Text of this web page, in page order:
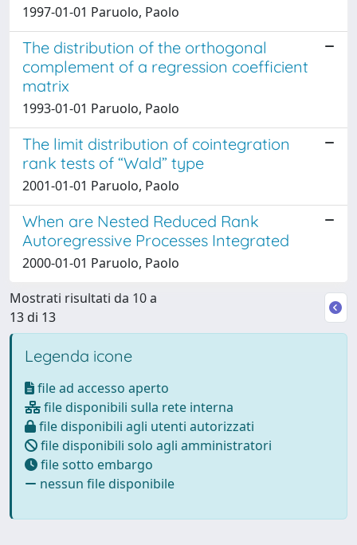
1997-01-01 Paruolo, Paolo
The distribution of the orthogonal
complement of a regression coefficient
matrix
1993-01-01 Paruolo, Paolo
The limit distribution of cointegration
rank tests of “Wald” type
2001-01-01 Paruolo, Paolo
When are Nested Reduced Rank
Autoregressive Processes Integrated
2000-01-01 Paruolo, Paolo
Mostrati risultati da 10 a
13 di 13
Legenda icone
file ad accesso aperto
file disponibili sulla rete interna
file disponibili agli utenti autorizzati
file disponibili solo agli amministratori
file sotto embargo
nessun file disponibile